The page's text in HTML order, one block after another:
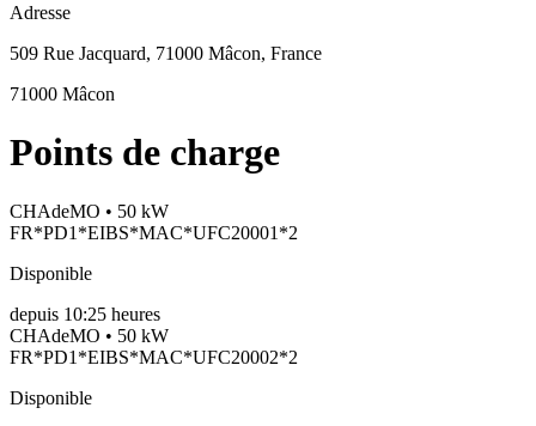
Adresse
509 Rue Jacquard, 71000 Mâcon, France
71000 Mâcon
Points de charge
CHAdeMO • 50 kW
FR*PD1*EIBS*MAC*UFC20001*2
Disponible
depuis 10:25 heures
CHAdeMO • 50 kW
FR*PD1*EIBS*MAC*UFC20002*2
Disponible